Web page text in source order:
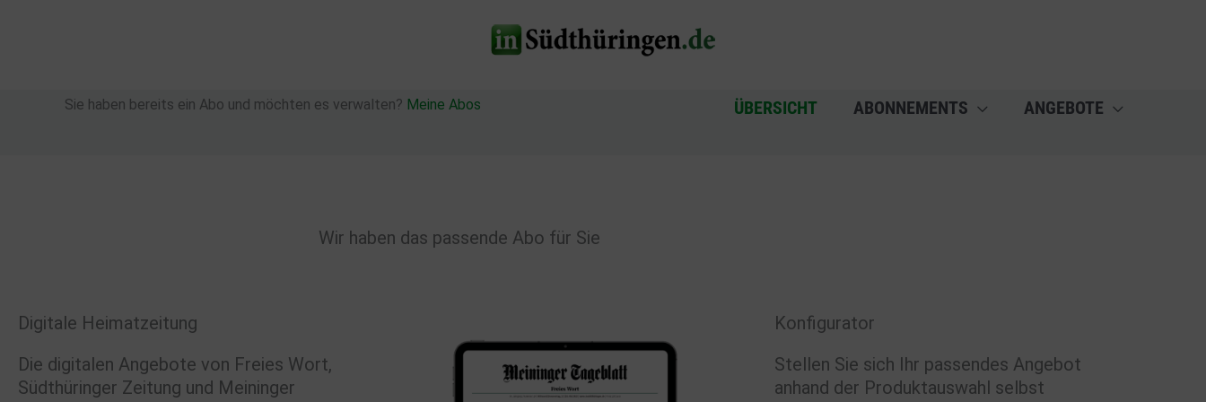
Sie haben bereits ein Abo und möchten es verwalten? Meine Abos ÜBERSICHT ABONNEMENTS ANGEBOTE
Wir haben das passende Abo für Sie
Digitale Heimatzeitung
Die digitalen Angebote von Freies Wort,
Südthüringer Zeitung und Meininger
Konfigurator
Stellen Sie sich Ihr passendes Angebot
anhand der Produktauswahl selbst